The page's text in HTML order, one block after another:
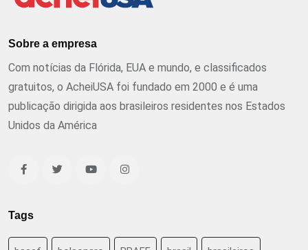
Sobre a empresa
Com notícias da Flórida, EUA e mundo, e classificados
gratuitos, o AcheiUSA foi fundado em 2000 e é uma
publicação dirigida aos brasileiros residentes nos Estados
Unidos da América
Tags